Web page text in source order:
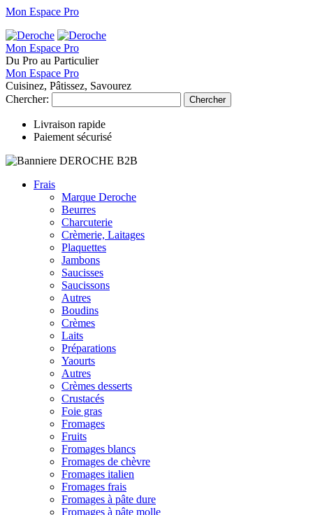
Mon Espace Pro
Mon Espace Pro
Du Pro au Particulier
Mon Espace Pro
Cuisinez, Pâtissez, Savourez
Chercher:
Chercher
Livraison rapide
Paiement sécurisé
Frais
Marque Deroche
Beurres
Charcuterie
Crèmerie, Laitages
Plaquettes
Jambons
Saucisses
Saucissons
Autres
Boudins
Crèmes
Laits
Préparations
Yaourts
Autres
Crèmes desserts
Crustacés
Foie gras
Fromages
Fruits
Fromages blancs
Fromages de chèvre
Fromages italien
Fromages frais
Fromages à pâte dure
Fromages à pâte molle